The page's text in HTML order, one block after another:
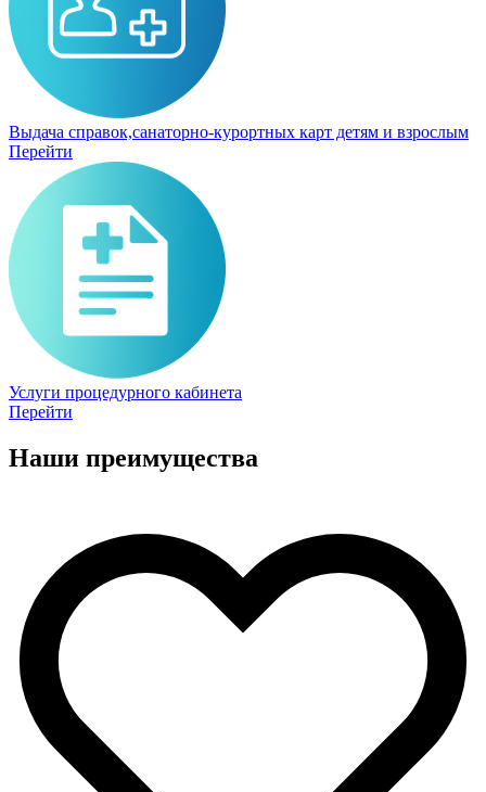
Выдача справок,санаторно-курортных карт детям и взрослым
Перейти
Услуги процедурного кабинета
Перейти
Наши преимущества